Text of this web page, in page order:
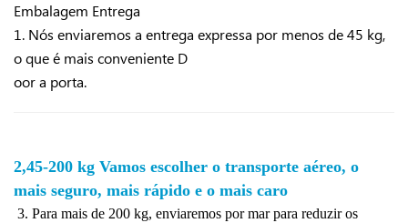
Embalagem Entrega
1. Nós enviaremos a entrega expressa por menos de 45 kg,
o que é mais conveniente D
oor a porta.
2,45-200 kg Vamos escolher o transporte aéreo, o
mais seguro, mais rápido e o mais caro
3. Para mais de 200 kg, enviaremos por mar para reduzir os